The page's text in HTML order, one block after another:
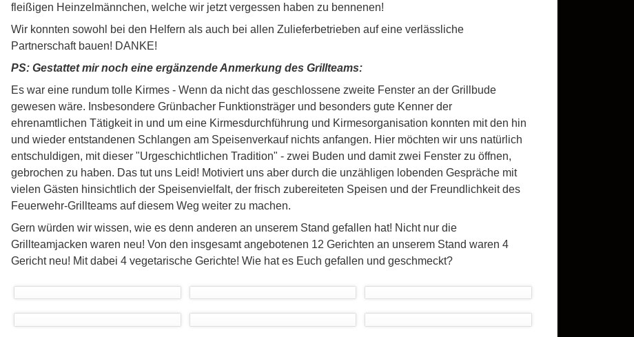
fleißigen Heinzelmännchen, welche wir jetzt vergessen haben zu bennenen!
Wir konnten sowohl bei den Helfern als auch bei allen Zulieferbetrieben auf eine verlässliche
Partnerschaft bauen! DANKE!
PS: Gestattet mir noch eine ergänzende Anmerkung des Grillteams:
Es war eine rundum tolle Kirmes - Wenn da nicht das geschlossene zweite Fenster an der Grillbude
gewesen wäre. Insbesondere Grünbacher Funktionsträger und besonders gute Kenner der
ehrenamtlichen Tätigkeit in und um eine Kirmesdurchführung und Kirmesorganisation konnten mit den hin
und wieder entstandenen Schlangen am Speisenverkauf nichts anfangen. Hier möchten wir uns natürlich
entschuldigen, mit dieser "Urgeschichtlichen Tradition" - zwei Buden und damit zwei Fenster zu öffnen,
gebrochen zu haben. Das tut uns Leid! Motiviert uns aber durch die unzähligen lobenden Gespräche mit
vielen Gästen hinsichtlich der Speisenvielfalt, der frisch zubereiteten Speisen und der Freundlichkeit des
Feuerwehr-Grillteams auf diesem Weg weiter zu machen.
Gern würden wir wissen, wie es denn anderen an unserem Stand gefallen hat! Nicht nur die
Grillteamjacken waren neu! Von den insgesamt angebotenen 12 Gerichten an unserem Stand waren 4
Gericht neu! Mit dabei 4 vegetarische Gerichte! Wie hat es Euch gefallen und geschmeckt?